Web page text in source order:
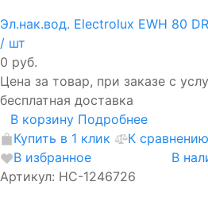
Эл.нак.вод. Electrolux EWH 80
/ шт
0 руб.
Цена за товар, при заказе с
бесплатная доставка
В корзину Подробнее
Купить в 1 клик
К сравнению
В избранное
В
Артикул: НС-1246726